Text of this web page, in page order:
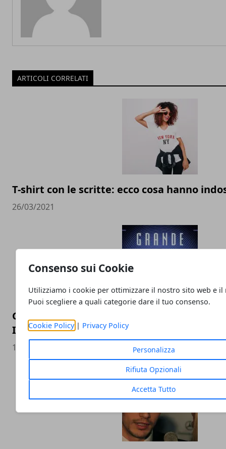
Consenso sui Cookie
Utilizziamo i cookie per ottimizzare il nostro sito web e il
Puoi scegliere a quali categorie dare il tuo consenso.
Cookie Policy| Privacy Policy
Personalizza
Rifiuta Opzionali
Accetta Tutto
ARTICOLI CORRELATI
T-shirt con le scritte: ecco cosa hanno
26/03/2021
Grande Fratello VIP: Wanda Nara
Incorvaia tra i concorrenti
14/11/2019